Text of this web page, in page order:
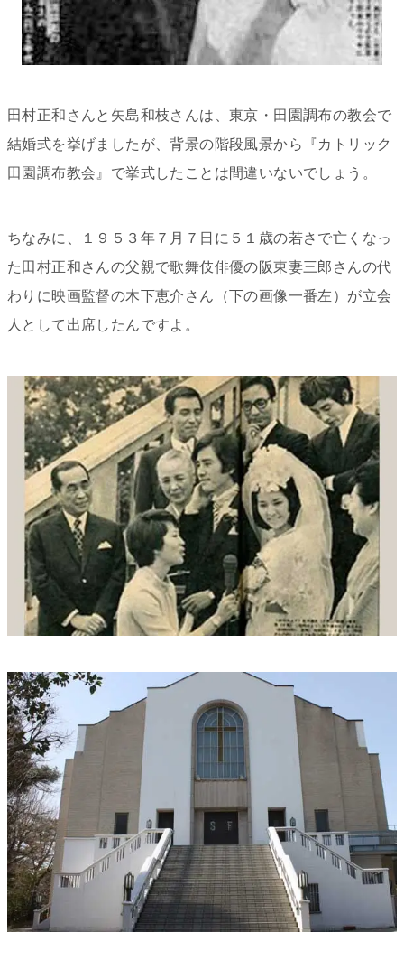
田村正和さんと矢島和枝さんは、東京・田園調布の教会で
結婚式を挙げましたが、背景の階段風景から『カトリック
田園調布教会』で挙式したことは間違いないでしょう。
ちなみに、１９５３年７月７日に５１歳の若さで亡くなっ
た田村正和さんの父親で歌舞伎俳優の阪東妻三郎さんの代
わりに映画監督の木下恵介さん（下の画像一番左）が立会
人として出席したんですよ。